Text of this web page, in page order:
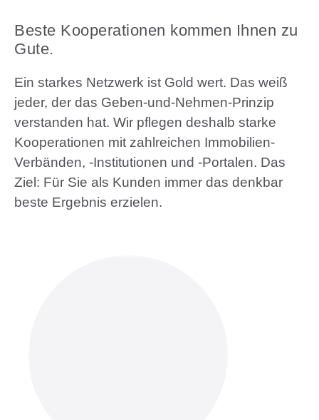
Beste Kooperationen kommen Ihnen zu
Gute.
Ein starkes Netzwerk ist Gold wert. Das weiß
jeder, der das Geben-und-Nehmen-Prinzip
verstanden hat. Wir pflegen deshalb starke
Kooperationen mit zahlreichen Immobilien-
Verbänden, -Institutionen und -Portalen. Das
Ziel: Für Sie als Kunden immer das denkbar
beste Ergebnis erzielen.